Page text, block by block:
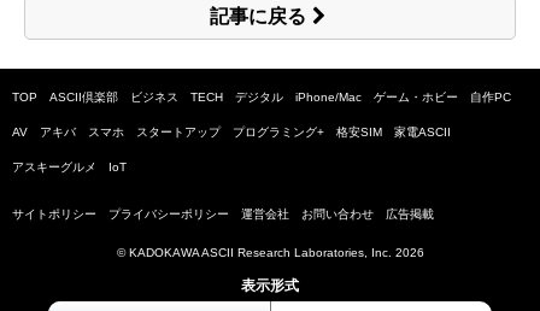
記事に戻る
TOP ASCII倶楽部 ビジネス TECH デジタル iPhone/Mac ゲーム・ホビー 自作PC
AV アキバ スマホ スタートアップ プログラミング+ 格安SIM 家電ASCII
アスキーグルメ IoT
サイトポリシー プライバシーポリシー 運営会社 お問い合わせ 広告掲載
© KADOKAWA ASCII Research Laboratories, Inc. 2026
表示形式